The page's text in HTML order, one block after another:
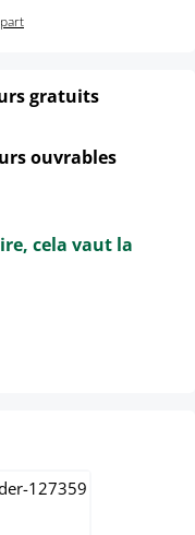
gratuits
ouvrables
cela vaut la